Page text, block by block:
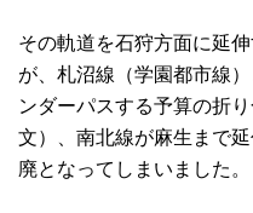
その軌道を石狩方面に延
が、札沼線（学園都市線
ンダーパスする予算の折
文）、南北線が麻生まで
廃となってしまいました。